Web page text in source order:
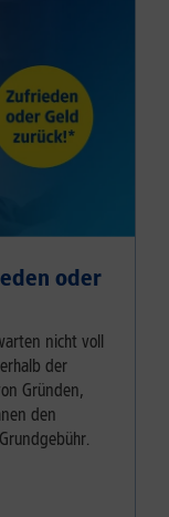
oder
nicht voll
der
Gründen,
den